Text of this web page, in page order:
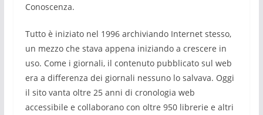
Conoscenza.
Tutto è iniziato nel 1996 archiviando Internet stesso,
un mezzo che stava appena iniziando a crescere in
uso. Come i giornali, il contenuto pubblicato sul web
era a differenza dei giornali nessuno lo salvava. Oggi
il sito vanta oltre 25 anni di cronologia web
accessibile e collaborano con oltre 950 librerie e altri